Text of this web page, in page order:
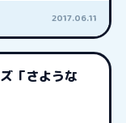
2017.06.11
「さような